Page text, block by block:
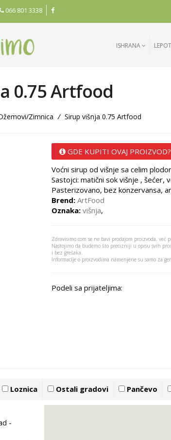
066 801 3338
ISHRANA
0.75 Artfood
Zimnica / Sirup višnja 0.75 Artfood
GDE KUPITI OVAJ PROIZVOD?
Voćni sirup od višnje sa celim
Sastojci: matični sok višnje , šećer,
Pasterizovano, bez konzervansa,
Brend: ArtFood
Oznaka: višnja,
Zdravisimo.com se ne bavi prodajom proizvoda,
Nastojimo da budemo što precizniji u opisu svih
i bez grešaka.
Informacije o proizvodima namenjene su samo za
Podeli sa prijateljima:
Loznica Ostali gradovi Pančevo
-